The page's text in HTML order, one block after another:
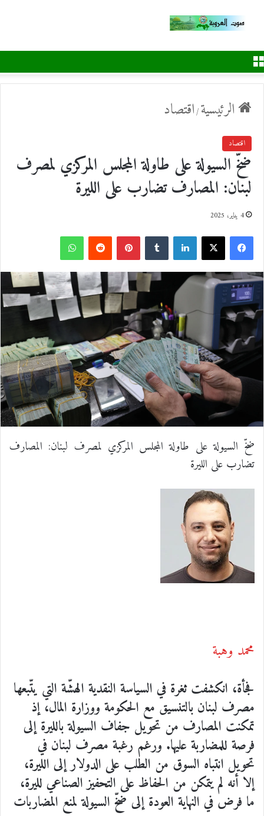
الرئيسية/اقتصاد
اقتصاد
ضخّ السيولة على طاولة المجلس المركزي لمصرف
لبنان: المصارف تضارب على الليرة
4 يناير، 2025
ي
س
ب
و
ك
X
ي
ن
ك
د
إ
ن
T
u
m
b
l
r
ي
ن
ت
ي
ر
ي
س
R
e
d
d
i
t
ا
ت
س
ا
ب
ضخّ السيولة على طاولة المجلس المركزي لمصرف لبنان: المصارف
تضارب على الليرة
محمد وهبة
فجأة، انكشفت ثغرة في السياسة النقدية الهشّة التي يتّبعها
مصرف لبنان بالتنسيق مع الحكومة ووزارة المال، إذ
تمكنت المصارف من تحويل جفاف السيولة بالليرة إلى
فرصة للمضاربة عليها. ورغم رغبة مصرف لبنان في
تحويل انتباه السوق من الطلب على الدولار إلى الليرة،
إلا أنه لم يتمكن من الحفاظ على التحفيز الصناعي لليرة،
ما فرض في النهاية العودة إلى ضخّ السيولة لمنع المضاربات